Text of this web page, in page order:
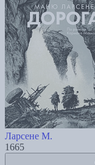
Ларсене М.
1665